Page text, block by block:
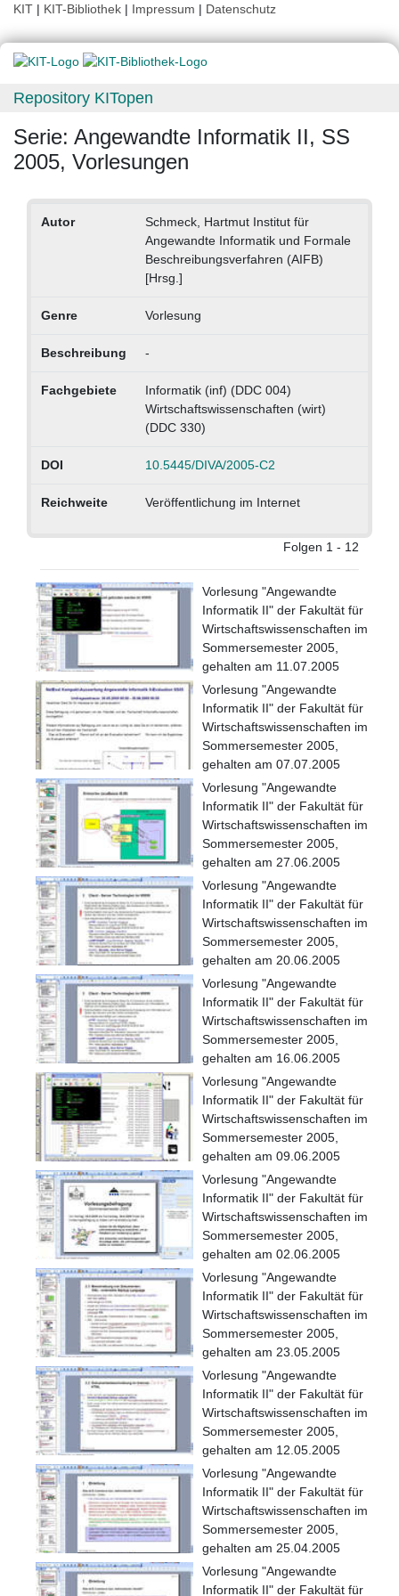
KIT | KIT-Bibliothek | Impressum | Datenschutz
Repository KITopen
Serie: Angewandte Informatik II, SS
2005, Vorlesungen
Autor
Schmeck, Hartmut Institut für
Angewandte Informatik und Formale
Beschreibungsverfahren (AIFB)
[Hrsg.]
Genre Vorlesung
Beschreibung -
Fachgebiete
Informatik (inf) (DDC 004)
Wirtschaftswissenschaften (wirt)
(DDC 330)
DOI 10.5445/DIVA/2005-C2
Reichweite Veröffentlichung im Internet
Folgen 1 - 12
Vorlesung "Angewandte
Informatik II" der Fakultät für
Wirtschaftswissenschaften im
Sommersemester 2005,
gehalten am 11.07.2005
Vorlesung "Angewandte
Informatik II" der Fakultät für
Wirtschaftswissenschaften im
Sommersemester 2005,
gehalten am 07.07.2005
Vorlesung "Angewandte
Informatik II" der Fakultät für
Wirtschaftswissenschaften im
Sommersemester 2005,
gehalten am 27.06.2005
Vorlesung "Angewandte
Informatik II" der Fakultät für
Wirtschaftswissenschaften im
Sommersemester 2005,
gehalten am 20.06.2005
Vorlesung "Angewandte
Informatik II" der Fakultät für
Wirtschaftswissenschaften im
Sommersemester 2005,
gehalten am 16.06.2005
Vorlesung "Angewandte
Informatik II" der Fakultät für
Wirtschaftswissenschaften im
Sommersemester 2005,
gehalten am 09.06.2005
Vorlesung "Angewandte
Informatik II" der Fakultät für
Wirtschaftswissenschaften im
Sommersemester 2005,
gehalten am 02.06.2005
Vorlesung "Angewandte
Informatik II" der Fakultät für
Wirtschaftswissenschaften im
Sommersemester 2005,
gehalten am 23.05.2005
Vorlesung "Angewandte
Informatik II" der Fakultät für
Wirtschaftswissenschaften im
Sommersemester 2005,
gehalten am 12.05.2005
Vorlesung "Angewandte
Informatik II" der Fakultät für
Wirtschaftswissenschaften im
Sommersemester 2005,
gehalten am 25.04.2005
Vorlesung "Angewandte
Informatik II" der Fakultät für